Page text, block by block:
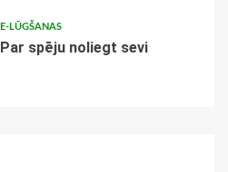
E-LŪGŠANAS
Par spēju noliegt sevi